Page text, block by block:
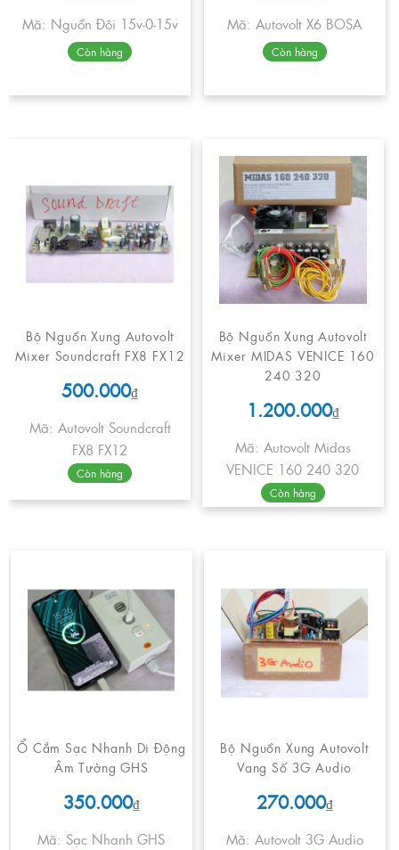
Mã: Nguồn Đôi 15v-0-15v
Còn hàng
Mã: Autovolt X6 BOSA
Còn hàng
Bộ Nguồn Xung Autovolt
Mixer Soundcraft FX8 FX12
500.000₫
Mã: Autovolt Soundcraft
FX8 FX12
Còn hàng
Bộ Nguồn Xung Autovolt
Mixer MIDAS VENICE 160
240 320
1.200.000₫
Mã: Autovolt Midas
VENICE 160 240 320
Còn hàng
Ổ Cắm Sạc Nhanh Di Động
Âm Tường GHS
350.000₫
Mã: Sạc Nhanh GHS
Bộ Nguồn Xung Autovolt
Vang Số 3G Audio
270.000₫
Mã: Autovolt 3G Audio